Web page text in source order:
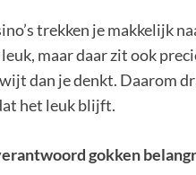
trekken je makkelijk
maar daar zit ook
dan je denkt. Daarom
het leuk blijft.
gokken